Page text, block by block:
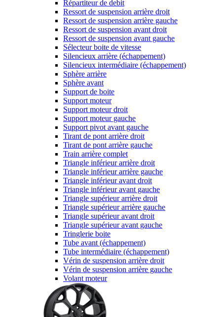
Répartiteur de debit
Ressort de suspension arrière droit
Ressort de suspension arrière gauche
Ressort de suspension avant droit
Ressort de suspension avant gauche
Sélecteur boite de vitesse
Silencieux arrière (échappement)
Silencieux intermédiaire (échappement)
Sphère arrière
Sphère avant
Support de boite
Support moteur
Support moteur droit
Support moteur gauche
Support pivot avant gauche
Tirant de pont arrière droit
Tirant de pont arrière gauche
Train arrière complet
Triangle inférieur arrière droit
Triangle inférieur arrière gauche
Triangle inférieur avant droit
Triangle inférieur avant gauche
Triangle supérieur arrière droit
Triangle supérieur arrière gauche
Triangle supérieur avant droit
Triangle supérieur avant gauche
Tringlerie boite
Tube avant (échappement)
Tube intermédiaire (échappement)
Vérin de suspension arrière droit
Vérin de suspension arrière gauche
Volant moteur